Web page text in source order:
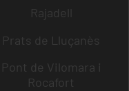
Rajadell
Prats de Lluçanès
Pont de Vilomara i
Rocafort